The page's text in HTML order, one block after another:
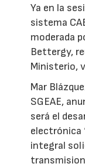
Ya en la
sistema
moderada
Bettergy,
Ministerio,
Mar
SGEAE,
será el
electrónica
integral